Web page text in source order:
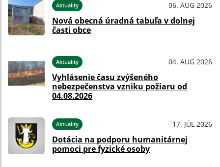
Aktuality 06. AUG 2026
Nová obecná úradná tabuľa v dolnej
časti obce
Aktuality 04. AUG 2026
Vyhlásenie času zvýšeného
nebezpečenstva vzniku požiaru od
04.08.2026
Aktuality 17. JÚL 2026
Dotácia na podporu humanitárnej
pomoci pre fyzické osoby